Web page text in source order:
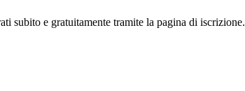
subito e gratuitamente tramite la pagina di iscrizione.